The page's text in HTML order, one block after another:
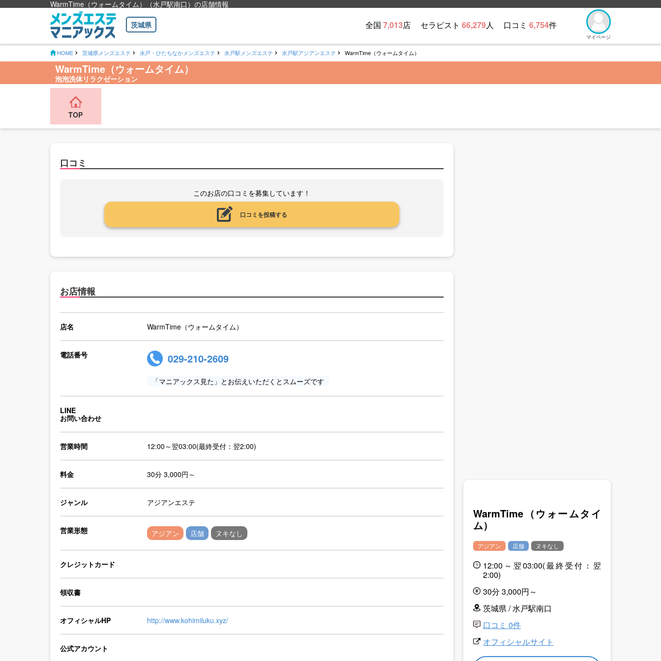
WarmTime（ウォームタイム）（水戸駅南口）の店舗情報
茨城県 全国 7,013店 セラピスト 66,279人 口コミ 6,754件
マイページ
HOME 茨城県メンズエステ 水戸・ひたちなかメンズエステ 水戸駅メンズエステ 水戸駅アジアンエステ WarmTime（ウォームタイム）
WarmTime（ウォームタイム）
泡泡洗体リラクゼーション
TOP
口コミ
このお店の口コミを募集しています！
口コミを投稿する
お店情報
店名 WarmTime（ウォームタイム）
電話番号 029-210-2609
「マニアックス見た」とお伝えいただくとスムーズです
LINE
お問い合わせ
営業時間 12:00～翌03:00(最終受付：翌2:00)
料金 30分 3,000円～
ジャンル アジアンエステ
営業形態 アジアン 店舗 ヌキなし
クレジットカード
領収書
オフィシャルHP http://www.kohimiluku.xyz/
公式アカウント
WarmTime（ウォームタイ
ム）
アジアン 店舗 ヌキなし
12:00～翌03:00(最終受付：翌
2:00)
30分 3,000円～
茨城県 / 水戸駅南口
口コミ 0件
オフィシャルサイト